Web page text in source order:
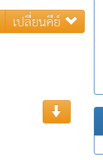
เปลี่ยนคีย์